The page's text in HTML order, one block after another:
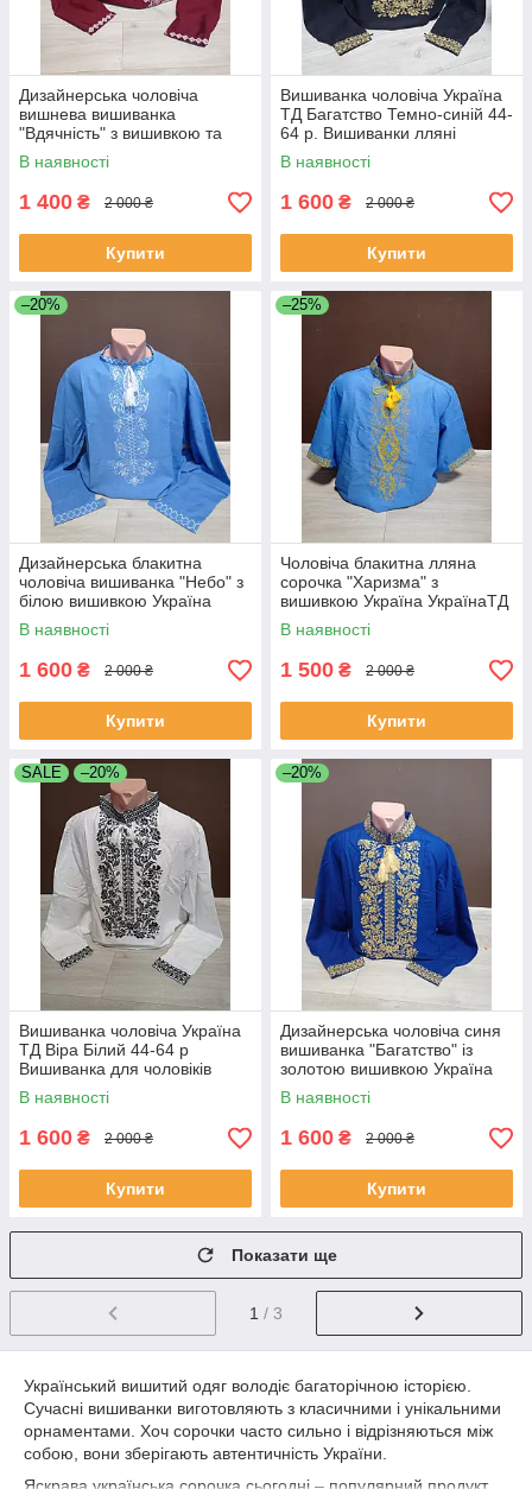
Дизайнерська чоловіча
вишнева вишиванка
"Вдячність" з вишивкою та
довгим рукавом УкраїнаТД
44-64 розміри бордо
В наявності
1 400 ₴ 2 000 ₴
Купити
Вишиванка чоловіча Україна
ТД Багатство Темно-синій 44-
64 р. Вишиванки лляні
Вишиті сорочки для чоловіків
В наявності
1 600 ₴ 2 000 ₴
Купити
–20%
Дизайнерська блакитна
чоловіча вишиванка "Небо" з
білою вишивкою Україна
УкраїнаТД 44-64 розміри
льон
В наявності
1 600 ₴ 2 000 ₴
Купити
–25%
Чоловіча блакитна лляна
сорочка "Харизма" з
вишивкою Україна УкраїнаТД
44-64 розміри льон
В наявності
1 500 ₴ 2 000 ₴
Купити
SALE –20%
Вишиванка чоловіча Україна
ТД Віра Білий 44-64 р
Вишиванка для чоловіків
Вишиванка лляна Чоловіча
вишиванка
В наявності
1 600 ₴ 2 000 ₴
Купити
–20%
Дизайнерська чоловіча синя
вишиванка "Багатство" із
золотою вишивкою Україна
УкраїнаТД 44-64 розміри
льон
В наявності
1 600 ₴ 2 000 ₴
Купити
Показати ще
1 / 3
Український вишитий одяг володіє багаторічною історією.
Сучасні вишиванки виготовляють з класичними і унікальними
орнаментами. Хоч сорочки часто сильно і відрізняються між
собою, вони зберігають автентичність України.